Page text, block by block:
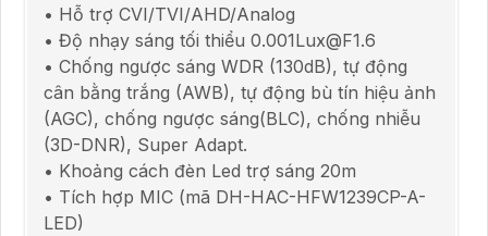
• Hỗ trợ CVI/TVI/AHD/Analog
• Độ nhạy sáng tối thiểu 0.001Lux@F1.6
• Chống ngược sáng WDR (130dB), tự động
cân bằng trắng (AWB), tự động bù tín hiệu ảnh
(AGC), chống ngược sáng(BLC), chống nhiễu
(3D-DNR), Super Adapt.
• Khoảng cách đèn Led trợ sáng 20m
• Tích hợp MIC (mã DH-HAC-HFW1239CP-A-
LED)